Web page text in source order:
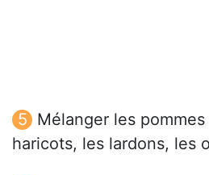
Mélanger les
haricots, les lardons, les